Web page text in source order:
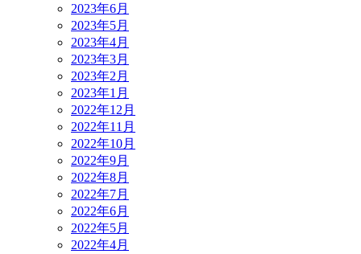
2023年6月
2023年5月
2023年4月
2023年3月
2023年2月
2023年1月
2022年12月
2022年11月
2022年10月
2022年9月
2022年8月
2022年7月
2022年6月
2022年5月
2022年4月